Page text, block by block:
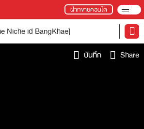
Niche id BangKhae]
ฝากขายคอนโด
บันทึก Share